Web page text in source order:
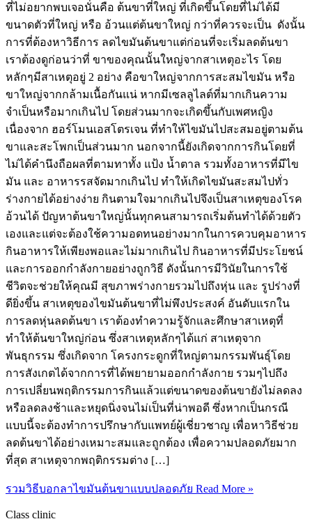
ที่ไม่อยากพบเจอนั่นคือ ต้นขาที่ใหญ่ ที่เกิดขึ้นโดยที่ไม่ได้มี
ขนาดตัวที่ใหญ่ หรือ อ้วนแต่ต้นขาใหญ่ กว่าที่ควรจะเป็น ดังนั้น
การที่ต้องหาวิธีการ ลดไขมันต้นขาแต่ก่อนที่จะเริ่มลดต้นขา
เราต้องดูก่อนว่าที่ ขาของคุณนั้นใหญ่จากสาเหตุอะไร โดย
หลักๆมีสาเหตุอยู่ 2 อย่าง คือขาใหญ่จากการสะสมไขมัน หรือ
ขาใหญ่จากกล้ามเนื้อกันแน่ หากมีเซลลูไลต์ที่มากเกินความ
จำเป็นหรือมากเกินไป โดยส่วนมากจะเกิดขึ้นกับเพศหญิง
เนื่องจาก ฮอร์โมนเอสโตรเจน ที่ทำให้ไขมันไปสะสมอยู่ตามต้น
ขาและสะโพกเป็นส่วนมาก นอกจากนี้ยังเกิดจากการกินโดยที่
ไม่ได้คำนึงถือผลที่ตามทาทั้ง แป้ง น้ำตาล รวมทั้งอาหารที่มีไข
มัน และ อาหารรสจัดมากเกินไป ทำให้เกิดไขมันสะสมไปทั่ว
ร่างกายได้อย่างง่าย กินตามใจมากเกินไปจึงเป็นสาเหตุของโรค
อ้วนได้ ปัญหาต้นขาใหญ่นั้นทุกคนสามารถเริ่มต้นทำได้ด้วยตัว
เองและแต่จะต้องใช้ความอดทนอย่างมากในการควบคุมอาหาร
กินอาหารให้เพียงพอและไม่มากเกินไป กินอาหารที่มีประโยชน์
และการออกกำลังกายอย่างถูกวิธี ดังนั้นการมีวินัยในการใช้
ชีวิตจะช่วยให้คุณมี สุขภาพร่างกายรวมไปถึงหุ่น และ รูปร่างที่
ดียิ่งขึ้น สาเหตุของไขมันต้นขาที่ไม่พึงประสงค์ อันดับแรกใน
การลดหุ่นลดต้นขา เราต้องทำความรู้จักและศึกษาสาเหตุที่
ทำให้ต้นขาใหญ่ก่อน ซึ่งสาเหตุหลักๆได้แก่ สาเหตุจาก
พันธุกรรม ซึ่งเกิดจาก โครงกระดูกที่ใหญ่ตามกรรมพันธุ์โดย
การสังเกตได้จากการที่ได้พยายามออกกำลังกาย รวมๆไปถึง
การเปลี่ยนพฤติกรรมการกินแล้วแต่ขนาดของต้นขายังไม่ลดลง
หรือลดลงช้าและหยุดนิ่งจนไม่เป็นที่น่าพอดี ซึ่งหากเป็นกรณี
แบบนี้จะต้องทำการปรึกษากับแพทย์ผู้เชี่ยวชาญ เพื่อหาวิธีช่วย
ลดต้นขาได้อย่างเหมาะสมและถูกต้อง เพื่อความปลอดภัยมาก
ที่สุด สาเหตุจากพฤติกรรมต่าง […]
รวมวิธีบอกลาไขมันต้นขาแบบปลอดภัย Read More »
Class clinic